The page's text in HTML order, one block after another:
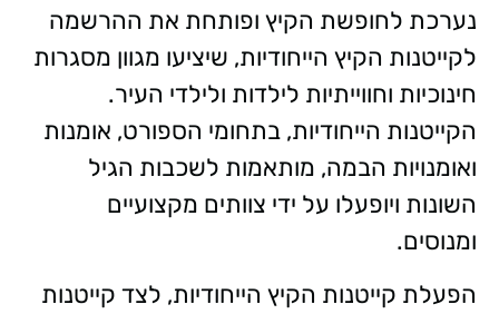
נערכת לחופשת הקיץ ופותחת את ההרשמה
לקייטנות הקיץ הייחודיות, שיציעו מגוון מסגרות
חינוכיות וחווייתיות לילדות ולילדי העיר.
הקייטנות הייחודיות, בתחומי הספורט, אומנות
ואומנויות הבמה, מותאמות לשכבות הגיל
השונות ויופעלו על ידי צוותים מקצועיים
ומנוסים.
הפעלת קייטנות הקיץ הייחודיות, לצד קייטנות